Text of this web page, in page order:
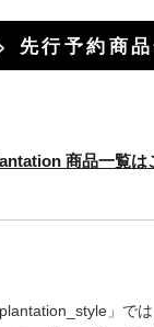
先行予約商
商品一覧は
」で